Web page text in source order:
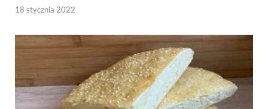
18 stycznia 2022